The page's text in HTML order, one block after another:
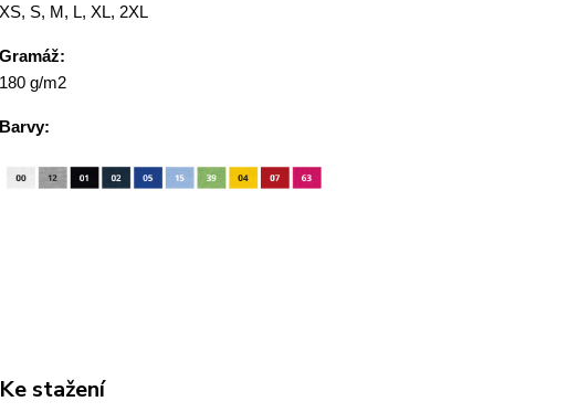
XS, S, M, L, XL, 2XL
Gramáž:
180 g/m2
Barvy:
Ke stažení